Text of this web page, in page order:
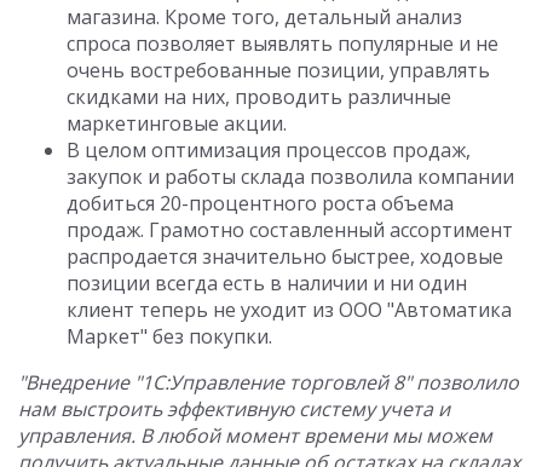
магазина. Кроме того, детальный анализ
спроса позволяет выявлять популярные и не
очень востребованные позиции, управлять
скидками на них, проводить различные
маркетинговые акции.
В целом оптимизация процессов продаж,
закупок и работы склада позволила компании
добиться 20-процентного роста объема
продаж. Грамотно составленный ассортимент
распродается значительно быстрее, ходовые
позиции всегда есть в наличии и ни один
клиент теперь не уходит из ООО "Автоматика
Маркет" без покупки.
"Внедрение "1С:Управление торговлей 8" позволило
нам выстроить эффективную систему учета и
управления. В любой момент времени мы можем